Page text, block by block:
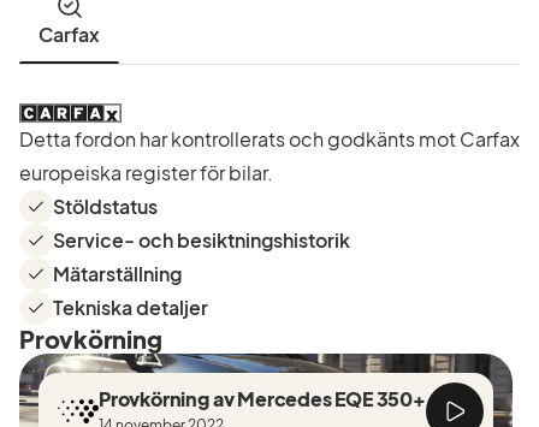
Carfax
Detta fordon har kontrollerats och godkänts mot Carfax
europeiska register för bilar.
Stöldstatus
Service- och besiktningshistorik
Mätarställning
Tekniska detaljer
Provkörning
Provkörning av Mercedes EQE 350+